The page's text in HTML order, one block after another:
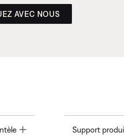
AVEC NOUS
Toggle Support